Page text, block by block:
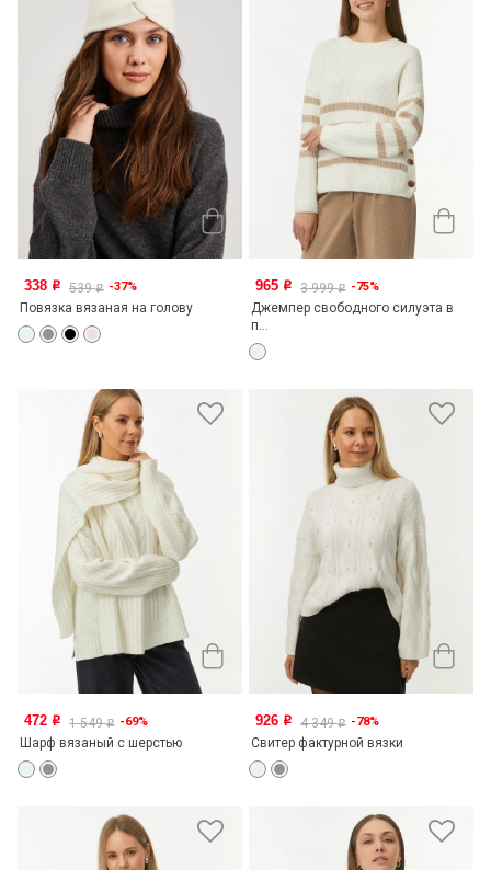
338 o 539o -37%
Повязка вязаная на голову
965 o 3 999o -75%
Джемпер свободного силуэта в
п...
472 o 1 549o -69%
Шарф вязаный с шерстью
926 o 4 349o -78%
Свитер фактурной вязки